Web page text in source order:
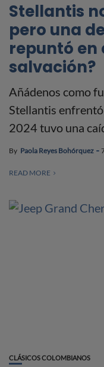
Stellantis
pero una
repuntó en
salvación?
Añádenos como
Stellantis enfrentó
2024 tuvo una
By Paola Reyes Bohórquez
READ MORE
CLÁSICOS COLOMBIANOS